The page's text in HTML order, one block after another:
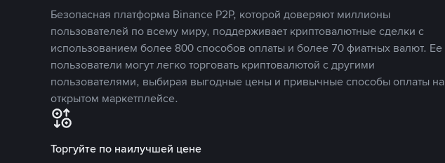
Безопасная платформа Binance P2P, которой доверяют миллионы
пользователей по всему миру, поддерживает криптовалютные сделки с
использованием более 800 способов оплаты и более 70 фиатных валют. Ее
пользователи могут легко торговать криптовалютой с другими
пользователями, выбирая выгодные цены и привычные способы оплаты на
открытом маркетплейсе.
Торгуйте по наилучшей цене